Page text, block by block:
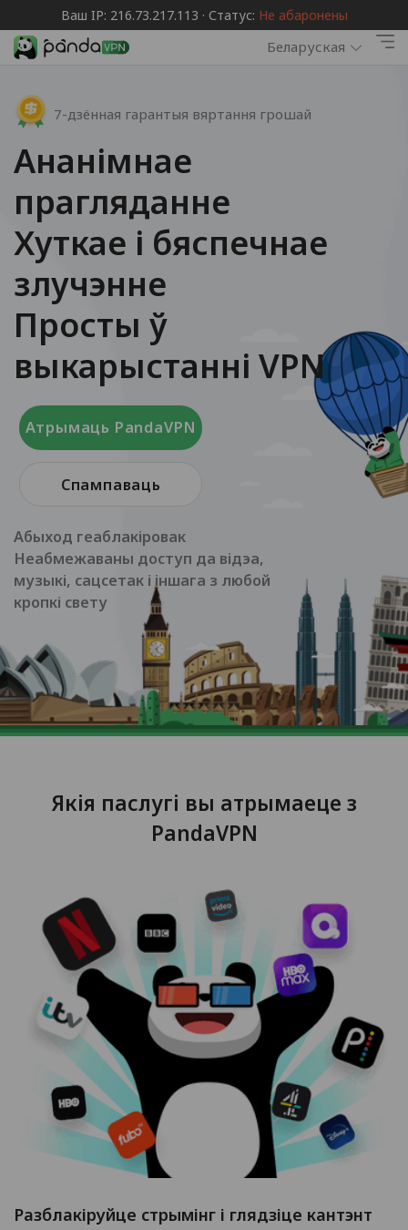
Ваш IP: 216.73.217.113 · Статус: Не абаронены
Беларуская
7-дзённая гарантыя вяртання грошай
Ананімнае
прагляданне
Хуткае і бяспечнае
злучэнне
Просты ў
выкарыстанні VPN
Атрымаць PandaVPN
Спампаваць
Абыход геаблакіровак
Неабмежаваны доступ да відэа,
музыкі, сацсетак і іншага з любой
кропкі свету
Якія паслугі вы атрымаеце з
PandaVPN
Разблакіруйце стрымінг і глядзіце кантэнт